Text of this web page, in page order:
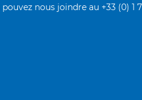
nous joindre au +33 (0) 1